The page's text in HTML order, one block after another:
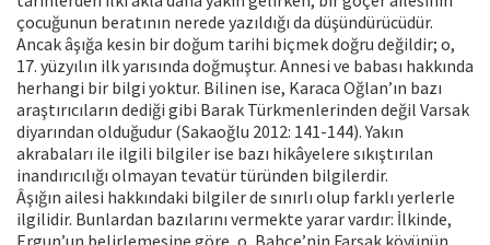
çocuğunun beratının nerede yazıldığı da düşündürücüdür.
Ancak âşığa kesin bir doğum tarihi biçmek doğru değildir; o,
17. yüzyılın ilk yarısında doğmuştur. Annesi ve babası hakkında
herhangi bir bilgi yoktur. Bilinen ise, Karaca Oğlan’ın bazı
araştırıcıların dediği gibi Barak Türkmenlerinden değil Varsak
diyarından olduğudur (Sakaoğlu 2012: 141-144). Yakın
akrabaları ile ilgili bilgiler ise bazı hikâyelere sıkıştırılan
inandırıcılığı olmayan tevatür türünden bilgilerdir.
Âşığın ailesi hakkındaki bilgiler de sınırlı olup farklı yerlerle
ilgilidir. Bunlardan bazılarını vermekte yarar vardır: İlkinde,